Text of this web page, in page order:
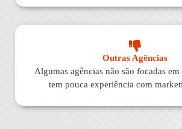
Outras Agências
Algumas agências não são focadas
tem pouca experiência com